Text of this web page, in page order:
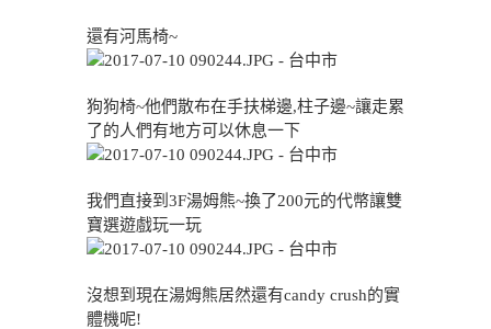
還有河馬椅~
狗狗椅~他們散布在手扶梯邊,柱子邊~讓走累
了的人們有地方可以休息一下
我們直接到3F湯姆熊~換了200元的代幣讓雙
寶選遊戲玩一玩
沒想到現在湯姆熊居然還有candy crush的實
體機呢!